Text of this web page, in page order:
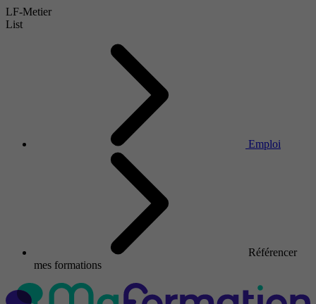
LF-Metier
List
Emploi
Référencer
mes formations